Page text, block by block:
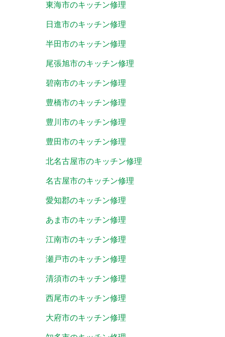
東海市のキッチン修理
日進市のキッチン修理
半田市のキッチン修理
尾張旭市のキッチン修理
碧南市のキッチン修理
豊橋市のキッチン修理
豊川市のキッチン修理
豊田市のキッチン修理
北名古屋市のキッチン修理
名古屋市のキッチン修理
愛知郡のキッチン修理
あま市のキッチン修理
江南市のキッチン修理
瀬戸市のキッチン修理
清須市のキッチン修理
西尾市のキッチン修理
大府市のキッチン修理